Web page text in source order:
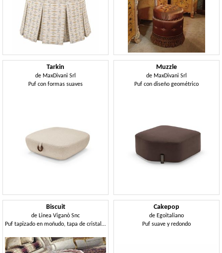
Tarkin
de MaxDivani Srl
Puf con formas suaves
Muzzle
de MaxDivani Srl
Puf con diseño geométrico
Biscuit
de Linea Viganò Snc
Puf tapizado en moñudo, tapa de cristal de cristal redonda
Cakepop
de Egoitaliano
Puf suave y redondo